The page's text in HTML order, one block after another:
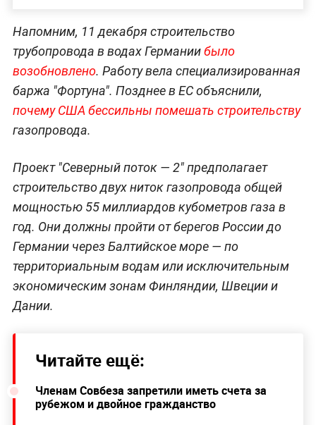
Напомним, 11 декабря строительство
трубопровода в водах Германиибыло
возобновлено. Работу вела специализированная
баржа "Фортуна". Позднее в ЕС объяснили,
почему США бессильны помешать строительству
газопровода.
Проект "Северный поток — 2" предполагает
строительство двух ниток газопровода общей
мощностью 55 миллиардов кубометров газа в
год. Они должны пройти от берегов России до
Германии через Балтийское море — по
территориальным водам или исключительным
экономическим зонам Финляндии, Швеции и
Дании.
Читайте ещё:
Членам Совбеза запретили иметь счета за
рубежом и двойное гражданство